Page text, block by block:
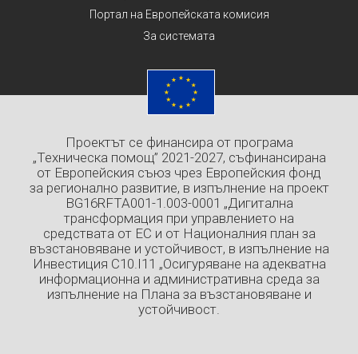
Портал на Европейската комисия
За системата
Проектът се финансира от програма
„Техническа помощ” 2021-2027, съфинансирана
от Европейския съюз чрез Европейския фонд
за регионално развитие, в изпълнение на проект
BG16RFTA001-1.003-0001 „Дигитална
трансформация при управлението на
средствата от ЕС и от Националния план за
възстановяване и устойчивост, в изпълнение на
Инвестиция C10.I11 „Осигуряване на адекватна
информационна и административна среда за
изпълнение на Плана за възстановяване и
устойчивост.